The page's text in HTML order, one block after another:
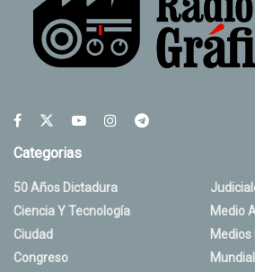
Categorias
50 Años Dictadura
Ciencia Y Tecnología
Ciudad
Congreso
Medio
Medios